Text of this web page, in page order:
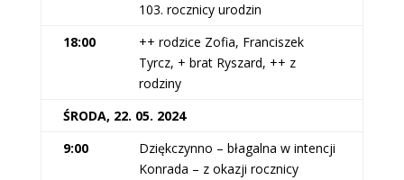
103. rocznicy urodzin
18:00
++ rodzice Zofia, Franciszek
Tyrcz, + brat Ryszard, ++ z
rodziny
ŚRODA, 22. 05. 2024
9:00
Dziękczynno – błagalna w intencji
Konrada – z okazji rocznicy